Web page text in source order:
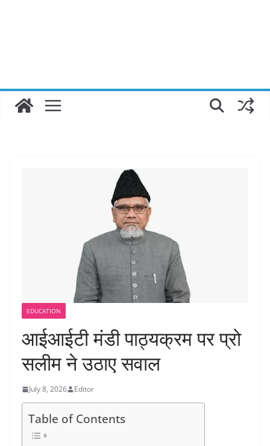
EDUCATION
आईआईटी मंडी पाठ्यक्रम पर प्रो
सलीम ने उठाए सवाल
July 8, 2026 Editor
Table of Contents